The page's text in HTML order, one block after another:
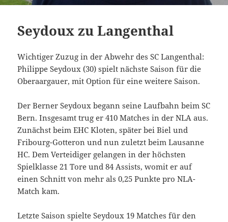
Seydoux zu Langenthal
Wichtiger Zuzug in der Abwehr des SC Langenthal:
Philippe Seydoux (30) spielt nächste Saison für die
Oberaargauer, mit Option für eine weitere Saison.
Der Berner Seydoux begann seine Laufbahn beim SC
Bern. Insgesamt trug er 410 Matches in der NLA aus.
Zunächst beim EHC Kloten, später bei Biel und
Fribourg-Gotteron und nun zuletzt beim Lausanne
HC. Dem Verteidiger gelangen in der höchsten
Spielklasse 21 Tore und 84 Assists, womit er auf
einen Schnitt von mehr als 0,25 Punkte pro NLA-
Match kam.
Letzte Saison spielte Seydoux 19 Matches für den